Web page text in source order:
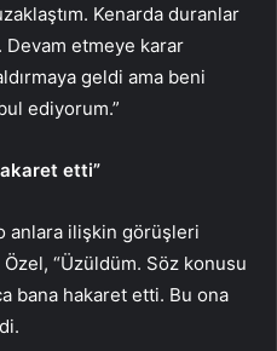
Kenarda duranlar
Devam etmeye karar
geldi ama beni
ediyorum.”
etti”
anlara ilişkin görüşleri
“Üzüldüm. Söz konusu
bana hakaret etti. Bu ona